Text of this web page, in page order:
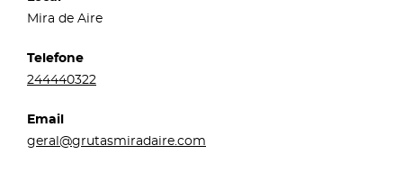
Mira de Aire
Telefone
244440322
Email
geral@grutasmiradaire.com